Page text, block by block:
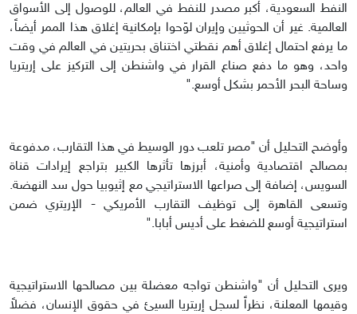
النفط السعودية، أكبر مصدر للنفط في العالم، للوصول إلى الأسواق
العالمية. غير أن الحوثيين وإيران لوّحوا بإمكانية إغلاق هذا الممر أيضاً،
ما يرفع احتمال إغلاق أهم نقطتي اختناق بحريتين في العالم في وقت
واحد، وهو ما دفع صناع القرار في واشنطن إلى التركيز على إريتريا
وساحة البحر الأحمر بشكل أوسع."
وأوضح التحليل أن "مصر تلعب دور الوسيط في هذا التقارب، مدفوعة
بمصالح اقتصادية وأمنية، أبرزها تأثرها الكبير بتراجع إيرادات قناة
السويس، إضافة إلى صراعها الاستراتيجي مع إثيوبيا حول سد النهضة.
وتسعى القاهرة إلى توظيف التقارب الأمريكي - الإريتري ضمن
استراتيجية أوسع للضغط على أديس أبابا."
ويرى التحليل أن "واشنطن تواجه معضلة بين مصالحها الاستراتيجية
وقيمها المعلنة، نظراً لسجل إريتريا السيئ في حقوق الإنسان، فضلاً